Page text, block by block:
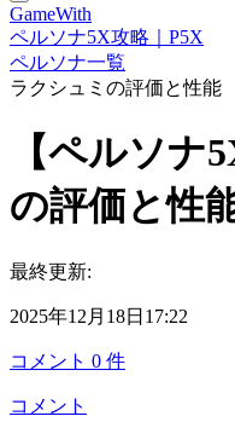
GameWith
ペルソナ5X攻略｜P5X
ペルソナ一覧
ラクシュミの評価と性能
【ペルソナ
の評価と性
最終更新:
2025年12月18日17:22
コメント 0 件
コメント